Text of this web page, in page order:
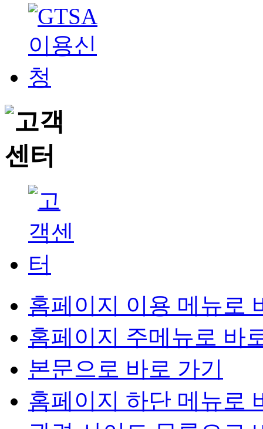
홈페이지 이용 메뉴로
홈페이지 주메뉴로 바
본문으로 바로 가기
홈페이지 하단 메뉴로